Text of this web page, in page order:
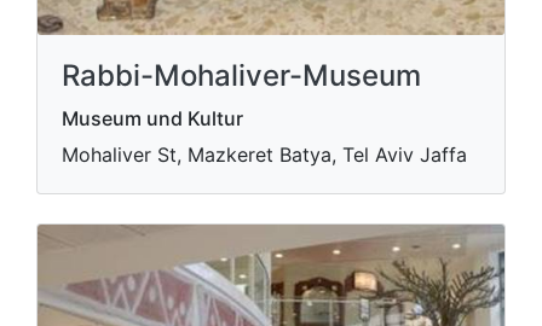
Rabbi-Mohaliver-Museum
Museum und Kultur
Mohaliver St, Mazkeret Batya, Tel Aviv Jaffa